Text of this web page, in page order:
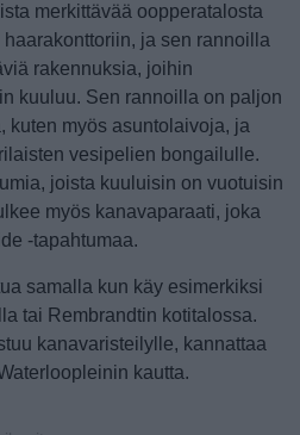
merkittävää oopperatalosta
ja sen rannoilla
rakennuksia, joihin
kuuluu. Sen rannoilla on paljon
kuten myös asuntolaivoja, ja
vesipelien bongailulle.
joista kuuluisin on vuotuisin
myös kanavaparaati, joka
-tapahtumaa.
samalla kun käy esimerkiksi
tai Rembrandtin kotitalossa.
kanavaristeilylle, kannattaa
kautta.